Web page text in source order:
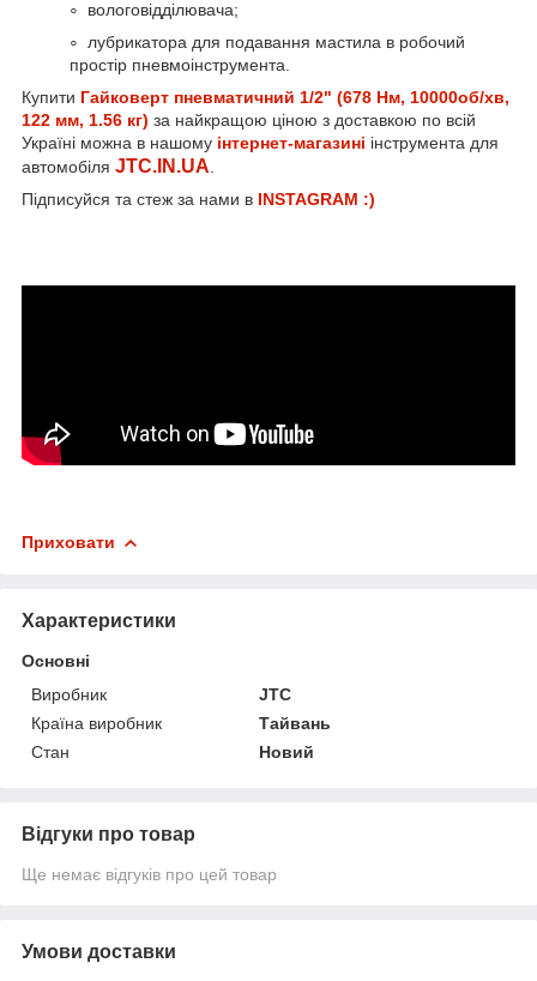
вологовідділювача;
лубрикатора для подавання мастила в робочий
простір пневмоінструмента.
Купити Гайковерт пневматичний 1/2" (678 Нм, 10000об/хв,
122 мм, 1.56 кг) за найкращою ціною з доставкою по всій
Україні можна в нашому інтернет-магазині інструмента для
автомобіля JTC.IN.UA
Підписуйся та стеж за нами в INSTAGRAM :)
Приховати
Характеристики
Основні
Виробник
JTC
Країна виробник
Тайвань
Стан
Новий
Відгуки про товар
Ще немає відгуків про цей товар
Умови доставки